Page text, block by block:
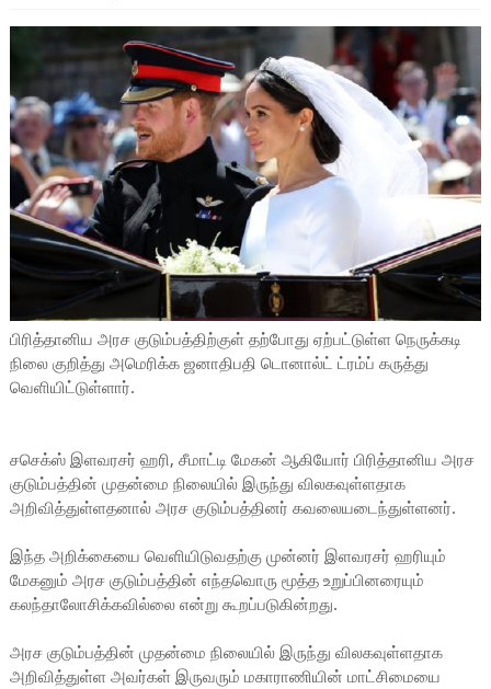
பிரித்தானிய அரச குடும்பத்திற்குள் தற்போது ஏற்பட்டுள்ள நெருக்கடி
நிலை குறித்து அமெரிக்க ஜனாதிபதி டொனால்ட் ட்ரம்ப் கருத்து
வெளியிட்டுள்ளார்.
சசெக்ஸ் இளவரசர் ஹரி, சீமாட்டி மேகன் ஆகியோர் பிரித்தானிய அரச
குடும்பத்தின் முதன்மை நிலையில் இருந்து விலகவுள்ளதாக
அறிவித்துள்ளதனால் அரச குடும்பத்தினர் கவலையடைந்துள்ளனர்.
இந்த அறிக்கையை வெளியிடுவதற்கு முன்னர் இளவரசர் ஹரியும்
மேகனும் அரச குடும்பத்தின் எந்தவொரு மூத்த உறுப்பினரையும்
கலந்தாலோசிக்கவில்லை என்று கூறப்படுகின்றது.
அரச குடும்பத்தின் முதன்மை நிலையில் இருந்து விலகவுள்ளதாக
அறிவித்துள்ள அவர்கள் இருவரும் மகாராணியின் மாட்சிமையை